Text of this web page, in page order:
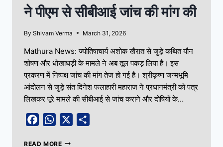
ने पीएम से सीबीआई जांच की मांग की
By Shivam Verma March 31, 2026
Mathura News: ज्योतिषाचार्य अशोक खैरात से जुड़े कथित यौन
शोषण और धोखाधड़ी के मामले ने अब तूल पकड़ लिया है। इस
प्रकरण में निष्पक्ष जांच की मांग तेज हो गई है। श्रीकृष्ण जन्मभूमि
आंदोलन से जुड़े संत दिनेश फलाहारी महाराज ने प्रधानमंत्री को पत्र
लिखकर पूरे मामले की सीबीआई से जांच कराने और दोषियों के…
FacebookWhatsApp
READ MORE